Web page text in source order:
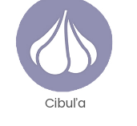
Cibuľa